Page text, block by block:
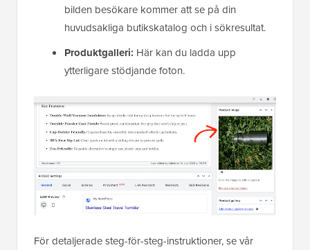
bilden besökare kommer att se på din
huvudsakliga butikskatalog och i sökresultat.
Produktgalleri: Här kan du ladda upp
ytterligare stödjande foton.
För detaljerade steg-för-steg-instruktioner, se vår